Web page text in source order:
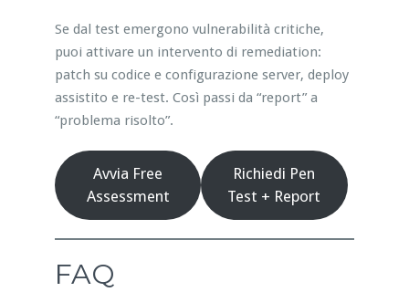
Se dal test emergono vulnerabilità critiche,
puoi attivare un intervento di remediation:
patch su codice e configurazione server, deploy
assistito e re-test. Così passi da “report” a
“problema risolto”.
Avvia Free
Assessment
Richiedi Pen
Test + Report
FAQ